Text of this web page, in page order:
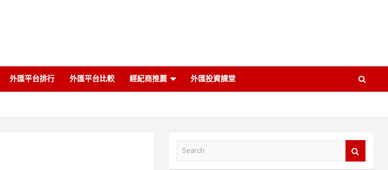
外匯平台排行 外匯平台比較 經紀商推薦 外匯投資課堂